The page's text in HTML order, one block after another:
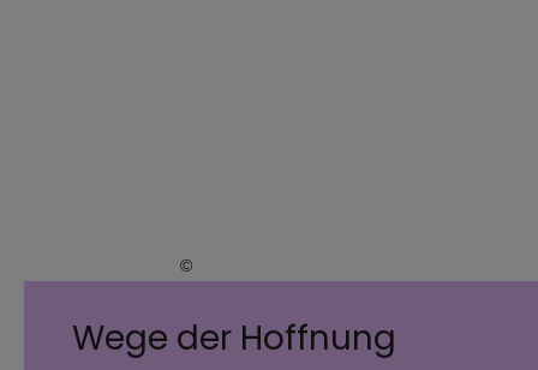
©
Wege der Hoffnung